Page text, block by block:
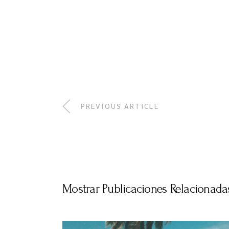
PREVIOUS ARTICLE
Mostrar Publicaciones